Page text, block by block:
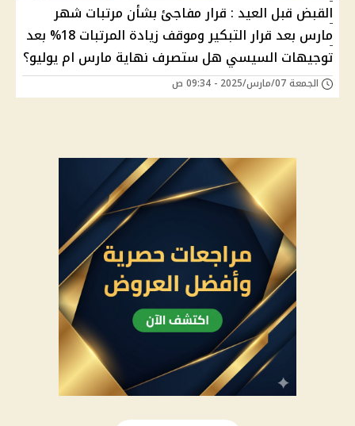
القبض قبل العيد : قرار مفاجئ بشأن مرتبات شهر
مارس بعد قرار التبكير وموقف زيادة المرتبات 18% بعد
توجيهات السيسي هل ستصرف نهاية مارس ام يوليو؟
الجمعة 07/مارس/2025 - 09:34 ص